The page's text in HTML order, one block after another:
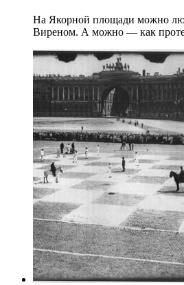
На Якорной площади можно
Виреном. А можно — как